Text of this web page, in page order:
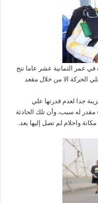
عمر الثمانية عشر عاما نتج
الحركة الا من خلال مقعد
جدا لعدم قدرتها علي
مقدر له سبب، وأن تلك الحادثة
واحلام لم تصل إليها بعد.